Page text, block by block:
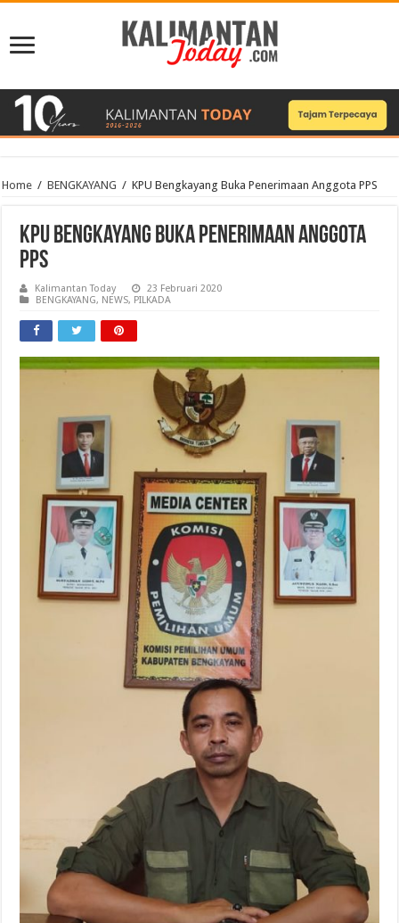
Home / BENGKAYANG / KPU Bengkayang Buka Penerimaan Anggota PPS
KPU Bengkayang Buka Penerimaan Anggota
PPS
Kalimantan Today
23 Februari 2020
BENGKAYANG, NEWS, PILKADA